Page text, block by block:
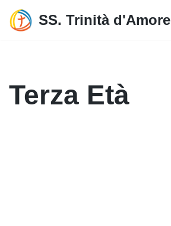
Vai
SS. Trinità d'Amore
Terza Età